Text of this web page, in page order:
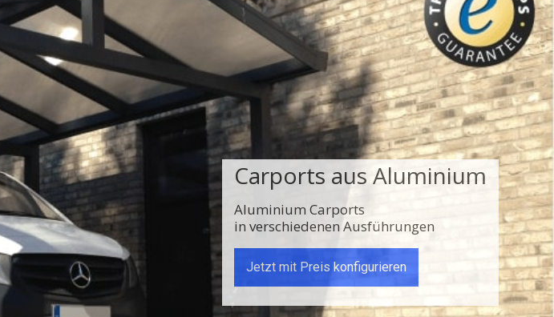
Carports aus Aluminium
Aluminium Carports
in verschiedenen Ausführungen
Jetzt mit Preis konfigurieren